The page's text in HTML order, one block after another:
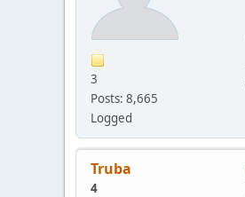
3
Posts: 8,665
Logged
Truba
4